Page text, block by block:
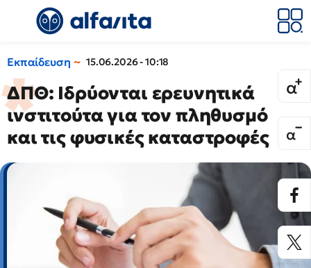
Εκπαίδευση 15.06.2026 - 10:18
ΔΠΘ: Ιδρύονται ερευνητικά
ινστιτούτα για τον πληθυσμό
και τις φυσικές καταστροφές